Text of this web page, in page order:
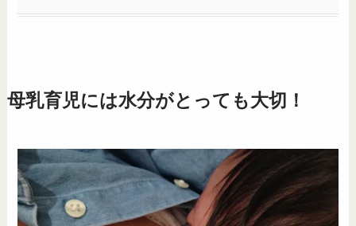
母乳育児には水分がとっても大切！